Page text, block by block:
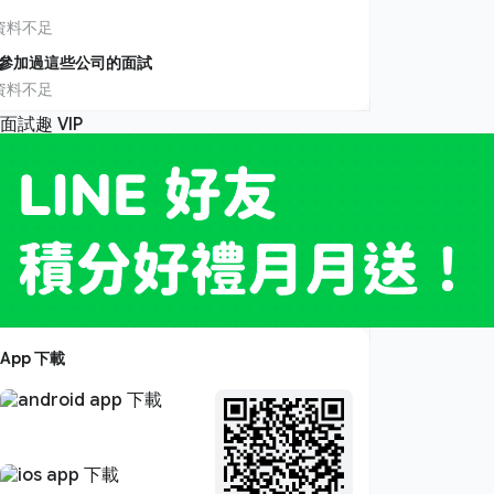
料不足
加過這些公司的面試
料不足
App 下載